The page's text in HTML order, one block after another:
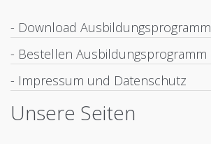
- Download Ausbildungsprogramm
- Bestellen Ausbildungsprogramm
- Impressum und Datenschutz
Unsere Seiten